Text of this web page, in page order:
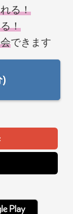
る！
！
できます
)